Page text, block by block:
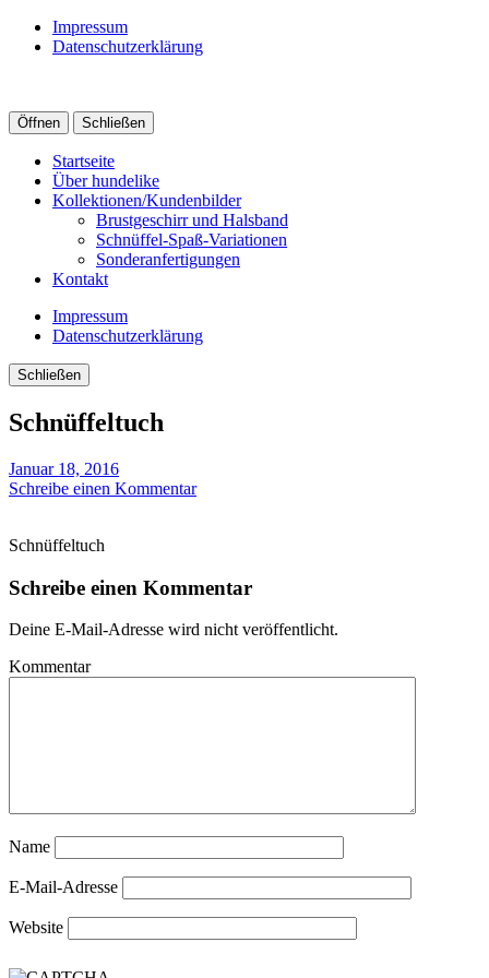
Impressum
Datenschutzerklärung
Öffnen Schließen
Startseite
Über hundelike
Kollektionen/Kundenbilder
Brustgeschirr und Halsband
Schnüffel-Spaß-Variationen
Sonderanfertigungen
Kontakt
Impressum
Datenschutzerklärung
Schließen
Schnüffeltuch
Januar 18, 2016
Schreibe einen Kommentar
Schnüffeltuch
Schreibe einen Kommentar
Deine E-Mail-Adresse wird nicht veröffentlicht.
Kommentar
Name
E-Mail-Adresse
Website